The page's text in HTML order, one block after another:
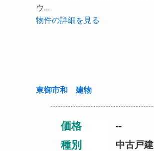
ウ...
物件の詳細を見る
東御市和 建物
価格 --
種別 中古戸建